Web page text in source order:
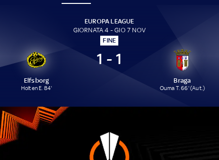
EUROPA LEAGUE
GIORNATA 4 - GIO 7 NOV
FINE
Elfsborg
Holten E. 84'
1 - 1
Braga
Ouma T. 66' (Aut.)